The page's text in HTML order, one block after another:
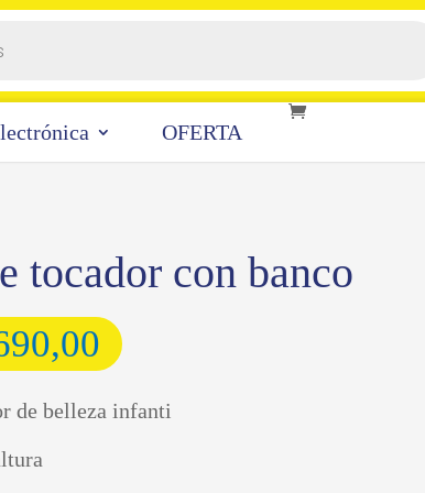
OFERTA
tocador con banco
de belleza infanti